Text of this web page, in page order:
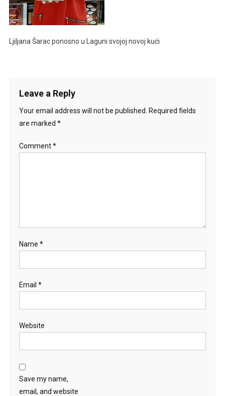
Ljiljana Šarac ponosno u Laguni svojoj novoj kući
Leave a Reply
Your email address will not be published.
Required fields
are marked *
Comment*
Name *
Email *
Website
Save my name,
email, and website